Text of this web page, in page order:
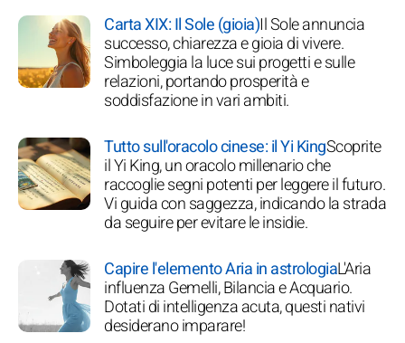
Carta XIX: Il Sole (gioia)Il Sole annuncia
successo, chiarezza e gioia di vivere.
Simboleggia la luce sui progetti e sulle
relazioni, portando prosperità e
soddisfazione in vari ambiti.
Tutto sull'oracolo cinese: il Yi KingScoprite
il Yi King, un oracolo millenario che
raccoglie segni potenti per leggere il futuro.
Vi guida con saggezza, indicando la strada
da seguire per evitare le insidie.
Capire l'elemento Aria in astrologiaL'Aria
influenza Gemelli, Bilancia e Acquario.
Dotati di intelligenza acuta, questi nativi
desiderano imparare!